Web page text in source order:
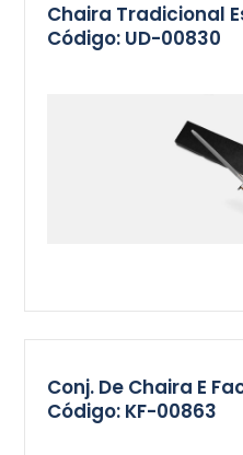
Chaira Tradicional
Código: UD-00830
Conj. De Chaira E
Código: KF-00863